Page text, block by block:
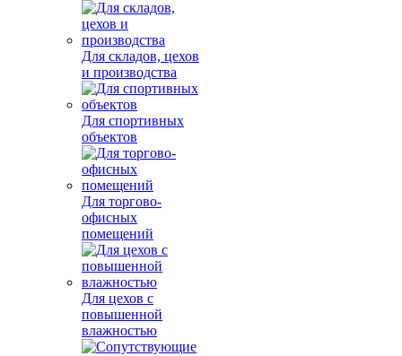
Для складов, цехов
и производства
Для спортивных
объектов
Для торгово-
офисных
помещений
Для цехов с
повышенной
влажностью